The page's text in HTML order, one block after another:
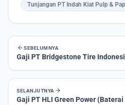
Tunjangan PT Indah Kiat Pulp &
arrow_back SEBELUMNYA
Gaji PT Bridgestone Tire
SELANJUTNYA arrow_forward
Gaji PT HLI Green Power